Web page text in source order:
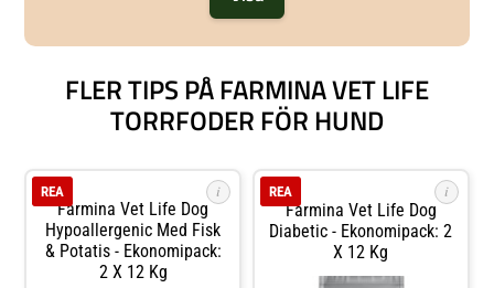
FLER TIPS PÅ FARMINA VET LIFE
TORRFODER FÖR HUND
i
Farmina Vet Life Dog
Hypoallergenic Med Fisk
& Potatis - Ekonomipack:
2 X 12 Kg
REA i
Farmina Vet Life Dog
Diabetic - Ekonomipack: 2
X 12 Kg
REA